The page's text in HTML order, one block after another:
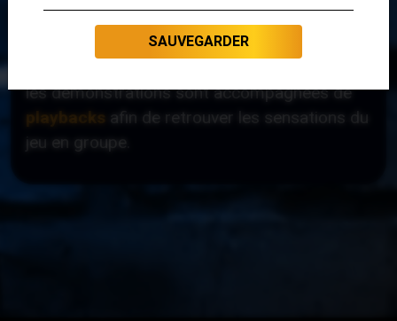
en développant votre vocabulaire musical.
les démonstrations sont accompagnées de
playbacks afin de retrouver les sensations du
jeu en groupe.
SAUVEGARDER